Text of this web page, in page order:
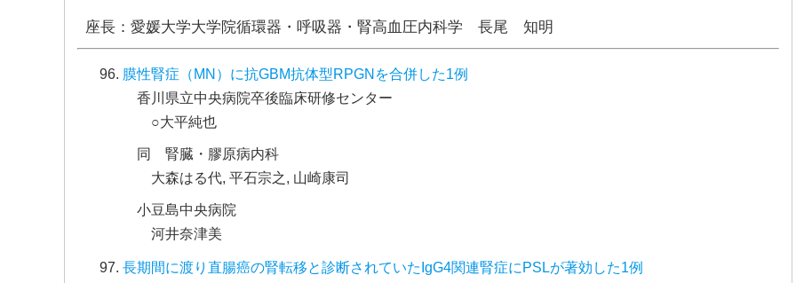
座長：愛媛大学大学院循環器・呼吸器・腎高血圧内科学 長尾 知明
膜性腎症（MN）に抗GBM抗体型RPGNを合併した1例
香川県立中央病院卒後臨床研修センター
○大平純也
同 腎臓・膠原病内科
大森はる代, 平石宗之, 山崎康司
小豆島中央病院
河井奈津美
長期間に渡り直腸癌の腎転移と診断されていたIgG4関連腎症にPSLが著効した1例